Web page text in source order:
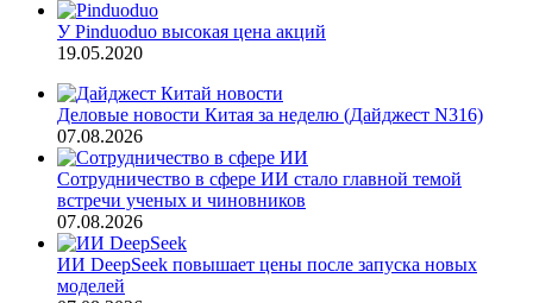
У Pinduoduo высокая цена акций
19.05.2020
Деловые новости Китая за неделю (Дайджест N316)
07.08.2026
Сотрудничество в сфере ИИ стало главной темой
встречи ученых и чиновников
07.08.2026
ИИ DeepSeek повышает цены после запуска новых
моделей